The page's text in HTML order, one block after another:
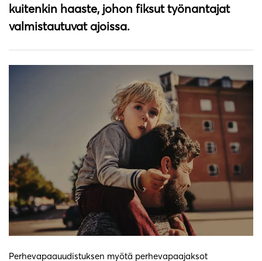
kuitenkin haaste, johon fiksut työnantajat
valmistautuvat ajoissa.
Perhevapaauudistuksen myötä perhevapaajaksot